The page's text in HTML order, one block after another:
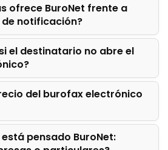
ofrece BuroNet frente a
notificación?
el destinatario no abre el
del burofax electrónico
está pensado BuroNet: